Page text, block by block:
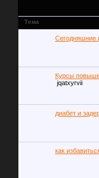
Тема
Сегодняшние
Курсы
jqatxyrvii
диабет и
как